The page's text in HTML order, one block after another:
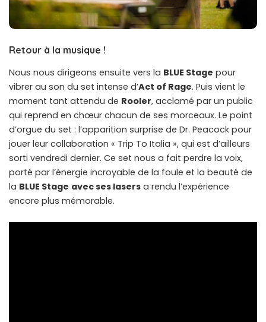
Retour à la musique !
Nous nous dirigeons ensuite vers la BLUE Stage pour
vibrer au son du set intense d’Act of Rage. Puis vient le
moment tant attendu de Rooler, acclamé par un public
qui reprend en chœur chacun de ses morceaux. Le point
d’orgue du set : l’apparition surprise de Dr. Peacock pour
jouer leur collaboration « Trip To Italia », qui est d’ailleurs
sorti vendredi dernier. Ce set nous a fait perdre la voix,
porté par l’énergie incroyable de la foule et la beauté de
la BLUE Stage avec ses lasers a rendu l’expérience
encore plus mémorable.